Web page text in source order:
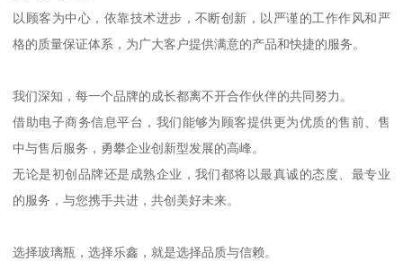
以顾客为中心，依靠技术进步，不断创新，以严谨的工作作风和严
格的质量保证体系，为广大客户提供满意的产品和快捷的服务。
我们深知，每一个品牌的成长都离不开合作伙伴的共同努力。
借助电子商务信息平台，我们能够为顾客提供更为优质的售前、售
中与售后服务，勇攀企业创新型发展的高峰。
无论是初创品牌还是成熟企业，我们都将以最真诚的态度、最专业
的服务，与您携手共进，共创美好未来。
选择玻璃瓶，选择乐鑫，就是选择品质与信赖。